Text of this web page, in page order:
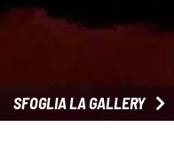
SFOGLIA LA GALLERY